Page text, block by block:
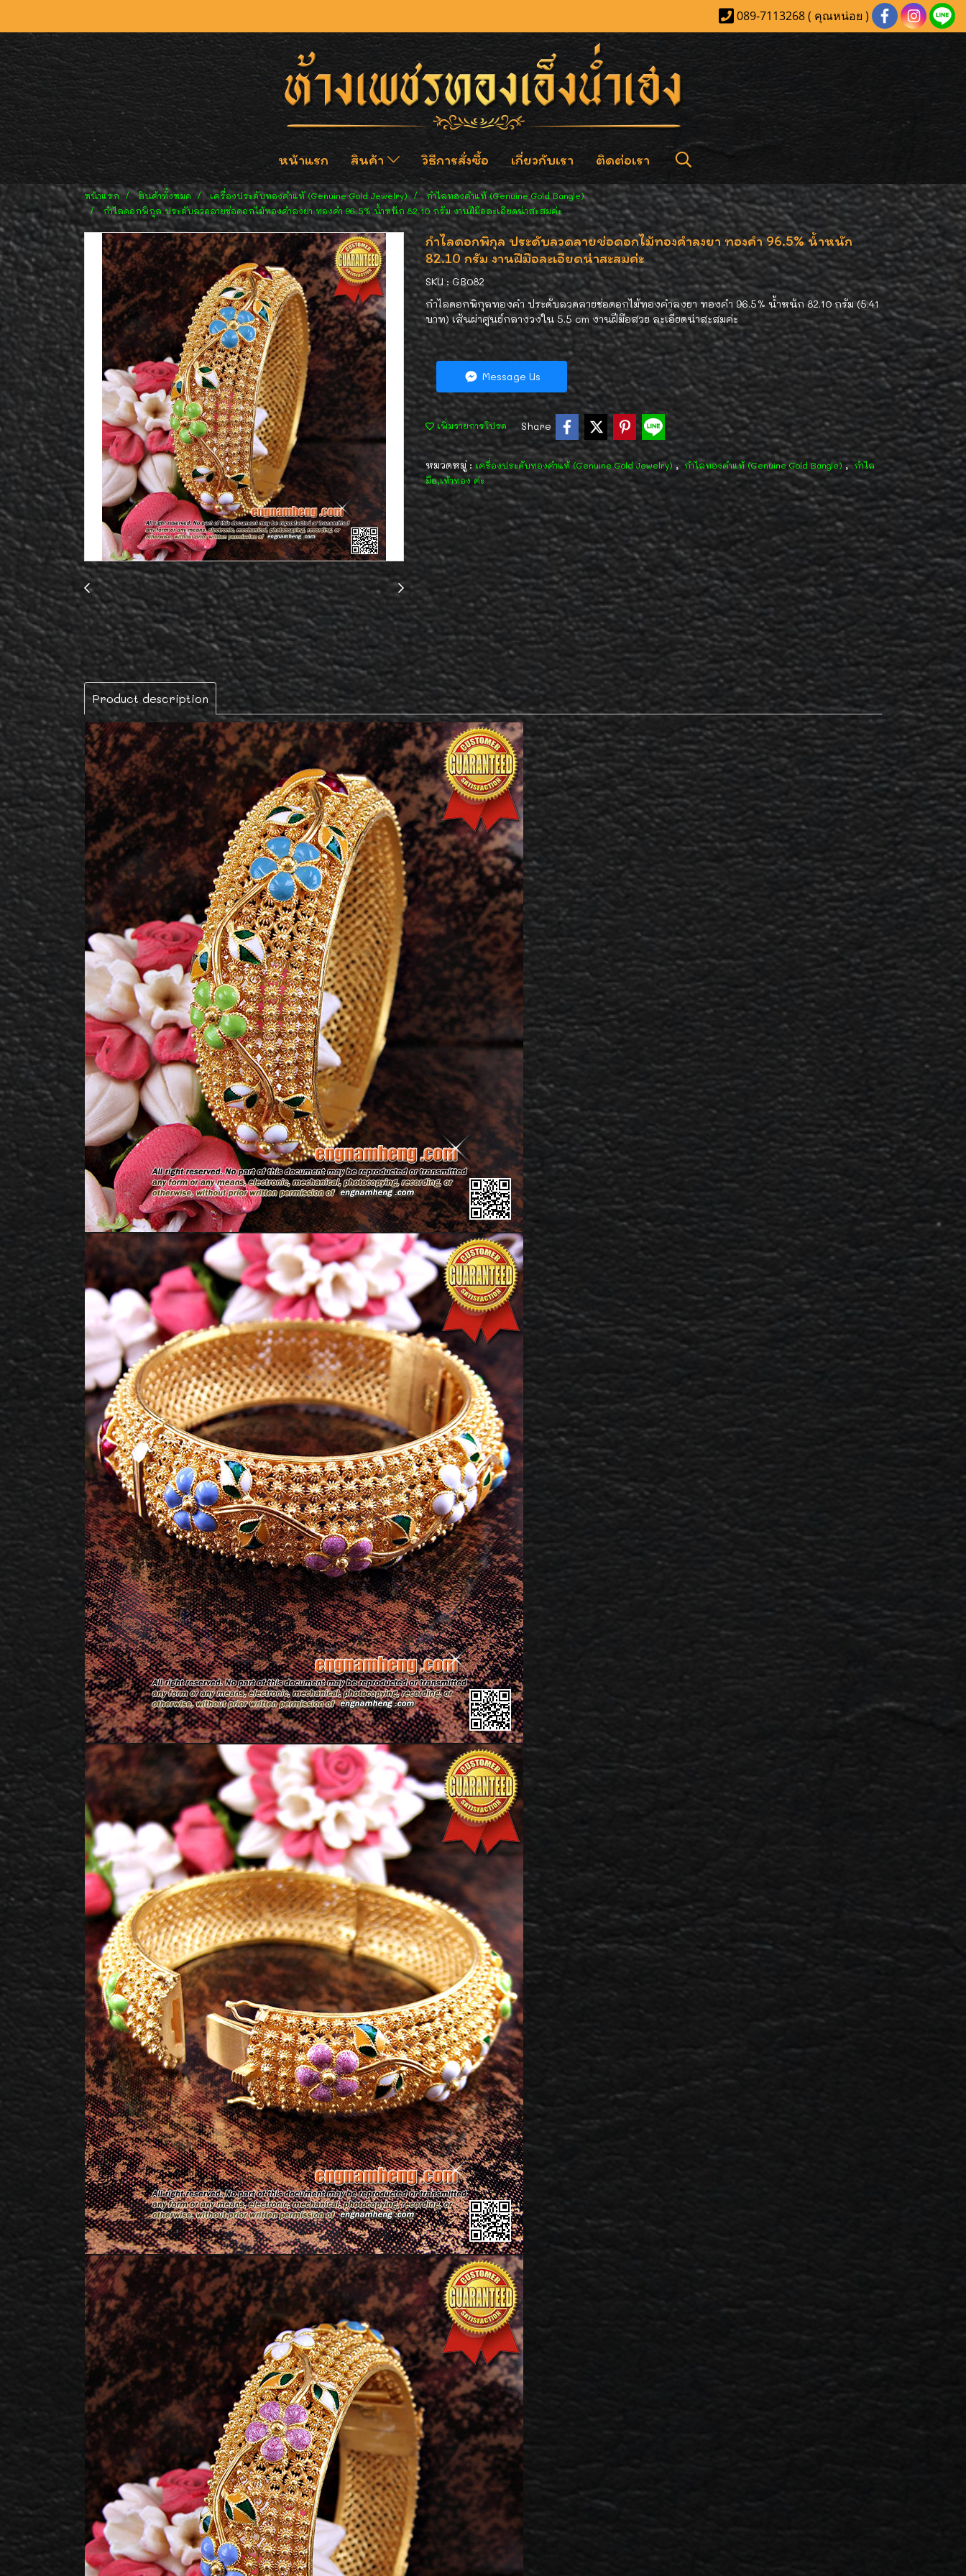
089-7113268 ( คุณหน่อย )
หน้าแรก สินค้า วิธีการสั่งซื้อ เกี่ยวกับเรา ติดต่อเรา
หน้าแรก สินค้าทั้งหมด เครื่องประดับทองคำแท้ (Genuine Gold Jewelry)
กำไลทองคำแท้ (Genuine Gold Bangle)
กำไลดอกพิกุล ประดับลวดลายช่อดอกไม้ทองคำลงยา ทองคำ 96.5% น้ำหนัก 82.10 กรัม งานฝีมือละเอียดน่าสะสมค่ะ
กำไลดอกพิกุล ประดับลวดลายช่อดอกไม้ทองคำลงยา ทองคำ 96.5% น้ำหนัก
82.10 กรัม งานฝีมือละเอียดน่าสะสมค่ะ
SKU : GB082
กำไลดอกพิกุลทองคำ ประดับลวดลายช่อดอกไม้ทองคำลงยา ทองคำ 96.5% น้ำหนัก 82.10 กรัม (5.41
บาท) เส้นผ่าศูนย์กลางวงใน 5.5 cm งานฝีมือสวย ละเอียดน่าสะสมค่ะ
Message Us
เพิ่มรายการโปรด Share
หมวดหมู่ : เครื่องประดับทองคำแท้ (Genuine Gold Jewelry) , กำไลทองคำแท้ (Genuine Gold Bangle) , กำไล
มือ,เท้าทอง ค่ะ
Product description